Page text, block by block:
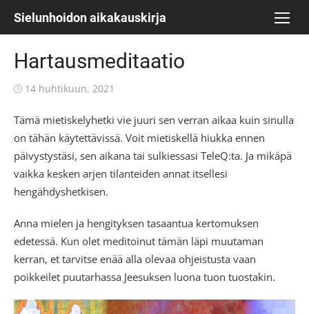
Sielunhoidon aikakauskirja
Hartausmeditaatio
Posted
14 huhtikuun, 2021
Tämä mietiskelyhetki vie juuri sen verran aikaa kuin sinulla
on tähän käytettävissä. Voit mietiskellä hiukka ennen
päivystystäsi, sen aikana tai sulkiessasi TeleQ:ta. Ja mikäpä
vaikka kesken arjen tilanteiden annat itsellesi
hengähdyshetkisen.
Anna mielen ja hengityksen tasaantua kertomuksen
edetessä. Kun olet meditoinut tämän läpi muutaman
kerran, et tarvitse enää alla olevaa ohjeistusta vaan
poikkeilet puutarhassa Jeesuksen luona tuon tuostakin.